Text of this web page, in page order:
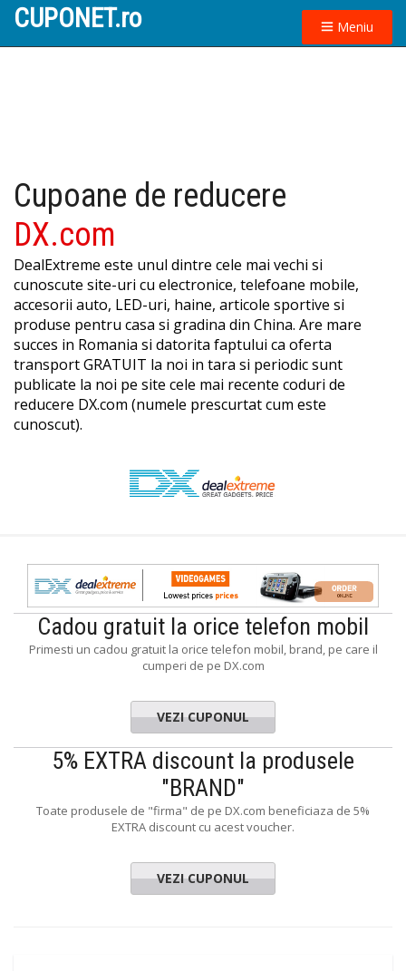
CUPONET.ro Meniu
Cupoane de reducere
DX.com
DealExtreme este unul dintre cele mai vechi si
cunoscute site-uri cu electronice, telefoane mobile,
accesorii auto, LED-uri, haine, articole sportive si
produse pentru casa si gradina din China. Are mare
succes in Romania si datorita faptului ca oferta
transport GRATUIT la noi in tara si periodic sunt
publicate la noi pe site cele mai recente coduri de
reducere DX.com (numele prescurtat cum este
cunoscut).
Cadou gratuit la orice telefon mobil
Primesti un cadou gratuit la orice telefon mobil, brand, pe care il
cumperi de pe DX.com
VEZI CUPONUL
5% EXTRA discount la produsele
"BRAND"
Toate produsele de "firma" de pe DX.com beneficiaza de 5%
EXTRA discount cu acest voucher.
VEZI CUPONUL